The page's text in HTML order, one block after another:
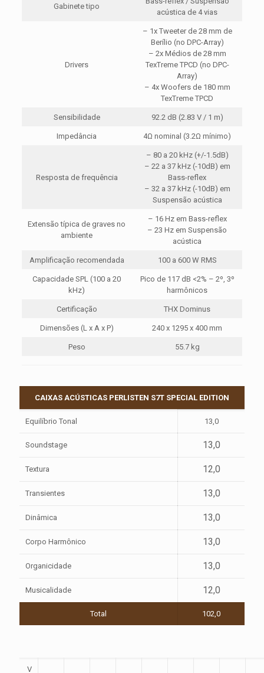
Gabinete tipo
acústica de 4 vias
Drivers
– 1x Tweeter de 28 mm de
Berílio (no DPC-Array)
– 2x Médios de 28 mm
TexTreme TPCD (no DPC-
Array)
– 4x Woofers de 180 mm
TexTreme TPCD
Sensibilidade 92.2 dB (2.83 V / 1 m)
Impedância 4Ω nominal (3.2Ω mínimo)
Resposta de frequência
– 80 a 20 kHz (+/-1.5dB)
– 22 a 37 kHz (-10dB) em
Bass-reflex
– 32 a 37 kHz (-10dB) em
Suspensão acústica
Extensão típica de graves no
ambiente
– 16 Hz em Bass-reflex
– 23 Hz em Suspensão
acústica
Amplificação recomendada 100 a 600 W RMS
Capacidade SPL (100 a 20
kHz)
Pico de 117 dB <2% – 2º, 3º
harmônicos
Certificação THX Dominus
Dimensões (L x A x P) 240 x 1295 x 400 mm
Peso 55.7 kg
CAIXAS ACÚSTICAS PERLISTEN S7T SPECIAL EDITION
Equilíbrio Tonal 13,0
Soundstage 13,0
Textura 12,0
Transientes 13,0
Dinâmica 13,0
Corpo Harmônico 13,0
Organicidade 13,0
Musicalidade 12,0
Total 102,0
V